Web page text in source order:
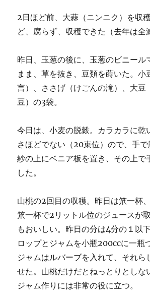
2日ほど前、大蒜（ニンニク）を収
ど、腐らず、収穫できた（去年は全
昨日、玉葱の後に、玉葱のビニール
まま、草を抜き、豆類を蒔いた。小
言）、ささげ（けごんの滝）、大豆
豆）の3袋。
今日は、小麦の脱穀。カラカラに乾
さほどでない（20束位）ので、手
紗の上にベニア板を置き、その上で
した。
山桃の2回目の収穫。昨日は笊一杯
笊一杯で2リットル位のジュースが
もおいしい。昨日の分は4分の１以
ロップとジャムを小瓶200ccに一瓶
ジャムはルバーブを入れて、それら
せた。山桃だけだとねっとりとしな
ジャム作りには非常の役に立つ。